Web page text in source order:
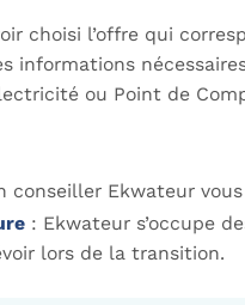
choisi l’offre qui
informations
ou Point de
conseiller Ekwateur
: Ekwateur s’occupe
lors de la transition.